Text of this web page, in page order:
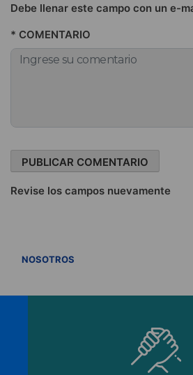
Debe llenar este campo con un e-
* COMENTARIO
Revise los campos nuevamente
NOSOTROS